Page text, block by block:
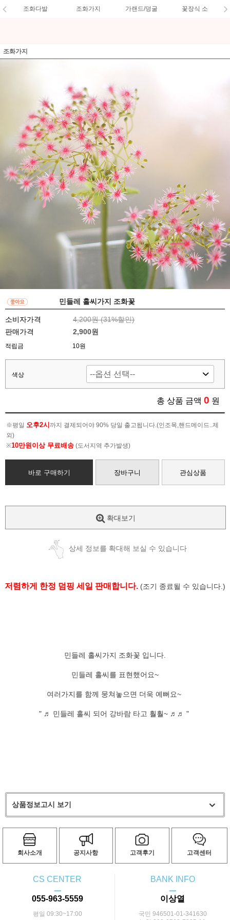
조화다발 조화가지 가랜드/덩굴 꽃장식 소
조화가지
민들레 홀씨가지 조화꽃
소비자가격 4,200원 (31%할인)
판매가격
2,900원
적립금 10원
색상
총 상품 금액 0 원
※평일 오후2시 까지 결제되어야 90% 당일 출고됩니다.(인조목,핸드메이드..제
외)
※10만원이상 무료배송 (도서지역 추가발생)
바로 구매하기 장바구니 관심상품
확대보기
상세 정보를 확대해 보실 수 있습니다
저렴하게 한정 덤핑 세일 판매합니다. (조기 종료될 수 있습니다.)
민들레 홀씨가지 조화꽃 입니다.
민들레 홀씨를 표현했어요~
여러가지를 함께 뭉쳐놓으면 더욱 예뻐요~
" ♬ 민들레 홀씨 되어 강바람 타고 훨훨~ ♬♬ "
상품정보고시 보기
회사소개 공지사항 고객후기 고객센터
CS CENTER
ㅡ
055-963-5559
평일 09:30~17:00
BANK INFO
ㅡ
이상열
국민 946501-01-341630